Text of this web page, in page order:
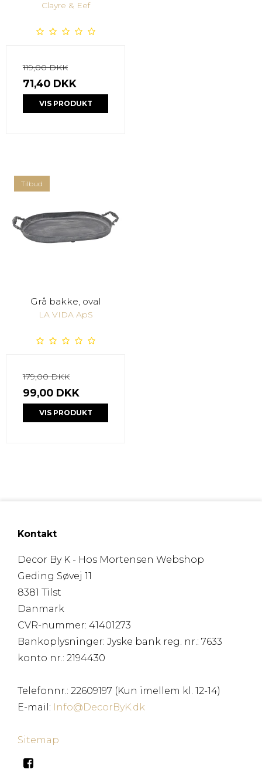
Clayre & Eef
119,00 DKK
71,40 DKK
VIS PRODUKT
Tilbud
Grå bakke, oval
LA VIDA ApS
179,00 DKK
99,00 DKK
VIS PRODUKT
Kontakt
Decor By K - Hos Mortensen Webshop
Geding Søvej 11
8381 Tilst
Danmark
CVR-nummer: 41401273
Bankoplysninger: Jyske bank reg. nr.: 7633
konto nr.: 2194430
Telefonnr.: 22609197 (Kun imellem kl. 12-14)
E-mail : Info@DecorByK.dk
Sitemap